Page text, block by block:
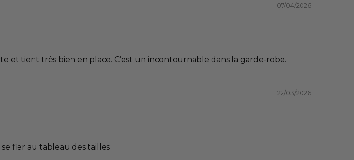
07/04/2026
et tient très bien en place. C’est un incontournable dans la garde-robe.
22/03/2026
fier au tableau des tailles